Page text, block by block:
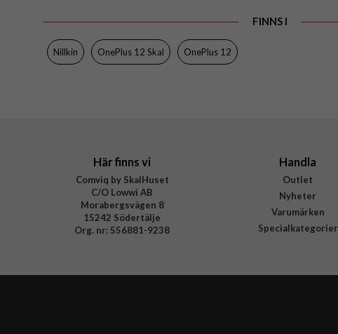
FINNS I
Nillkin OnePlus 12 Skal OnePlus 12
Här finns vi
Comviq by SkalHuset
C/O Lowwi AB
Morabergsvägen 8
15242 Södertälje
Org. nr: 556881-9238
Handla
Outlet
Nyheter
Varumärken
Specialkategorier